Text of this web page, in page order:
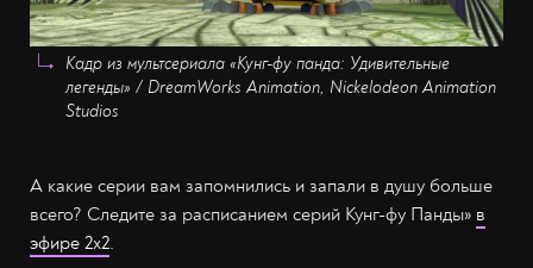
Кадр из мультсериала «Кунг-фу панда: Удивительные
легенды» / DreamWorks Animation, Nickelodeon Animation
Studios
А какие серии вам запомнились и запали в душу больше
всего? Следите за расписанием серий Кунг-фу Панды» в
эфире 2х2.